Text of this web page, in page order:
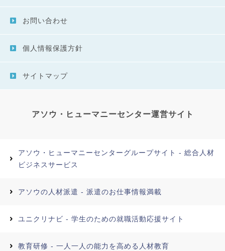
お問い合わせ
個人情報保護方針
サイトマップ
アソウ・ヒューマニーセンター運営サイト
アソウ・ヒューマニーセンターグループサイト - 総合人材
ビジネスサービス
アソウの人材派遣 - 派遣のお仕事情報満載
ユニクリナビ - 学生のための就職活動応援サイト
教育研修 - 一人一人の能力を高める人材教育